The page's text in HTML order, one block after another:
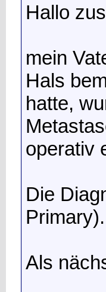
Hallo
mein
Hals
hatte,
operativ
Die
Primary).
Als